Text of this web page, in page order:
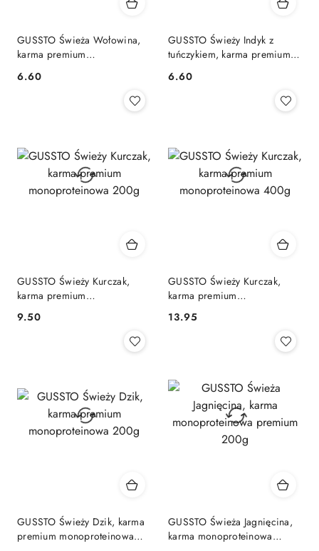
GUSSTO Świeża Wołowina,
karma premium
85g
Cena:
6.60
GUSSTO Świeży Indyk z
tuńczykiem, karma premium
Cena:
6.60
GUSSTO Świeży Kurczak,
karma premium
Cena:
9.50
GUSSTO Świeży Kurczak,
karma premium
Cena:
13.95
GUSSTO Świeży Dzik, karma
premium monoproteinowa
GUSSTO Świeża Jagnięcina,
karma monoproteinowa